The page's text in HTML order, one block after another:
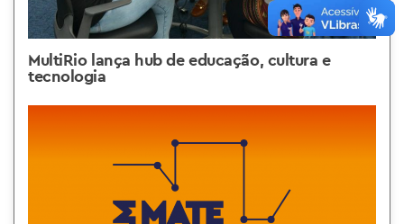
MultiRio lança hub de educação, cultura e
tecnologia